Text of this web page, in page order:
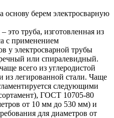
основу берем электросварную
это труба, изготовленная из
с применением
у электросварной трубы
или спиралевидный.
всего из углеродистой
из легированной стали. Чаще
следующими
ГОСТ 10705-80
от 10 мм до 530 мм) и
для диаметров от